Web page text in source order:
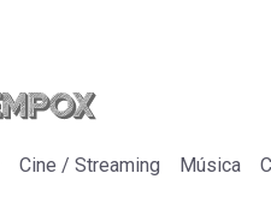
Cine / Streaming Música